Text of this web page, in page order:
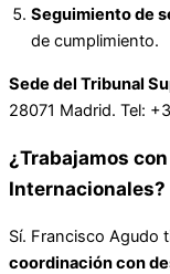
Seguimiento de
de cumplimiento.
Sede del Tribunal
28071 Madrid. Tel:
¿Trabajamos
Internacionales?
Sí. Francisco Agudo
coordinación con